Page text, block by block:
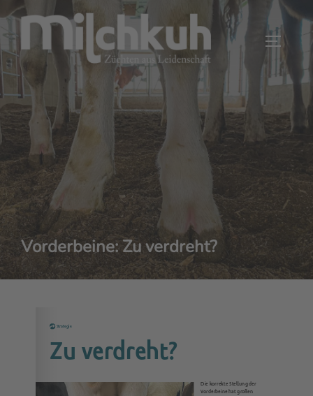
Zum
springen
Vorderbeine: Zu verdreht?